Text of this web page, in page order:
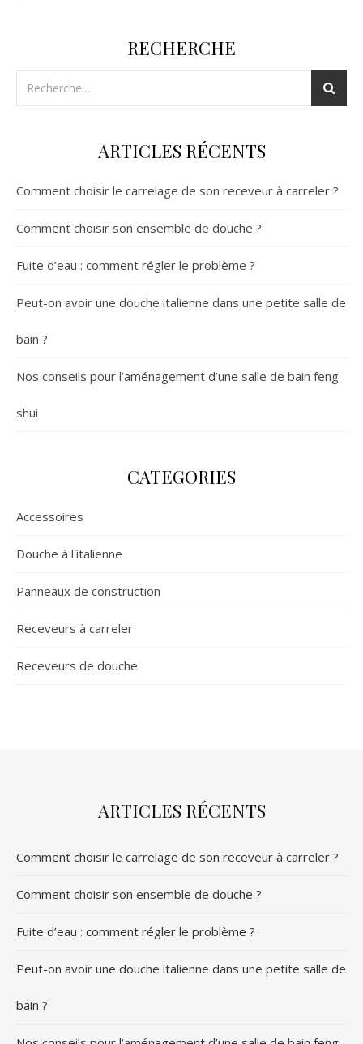
RECHERCHE
ARTICLES RÉCENTS
Comment choisir le carrelage de son receveur à carreler ?
Comment choisir son ensemble de douche ?
Fuite d’eau : comment régler le problème ?
Peut-on avoir une douche italienne dans une petite salle de
bain ?
Nos conseils pour l’aménagement d’une salle de bain feng
shui
CATEGORIES
Accessoires
Douche à l'italienne
Panneaux de construction
Receveurs à carreler
Receveurs de douche
ARTICLES RÉCENTS
Comment choisir le carrelage de son receveur à carreler ?
Comment choisir son ensemble de douche ?
Fuite d’eau : comment régler le problème ?
Peut-on avoir une douche italienne dans une petite salle de
bain ?